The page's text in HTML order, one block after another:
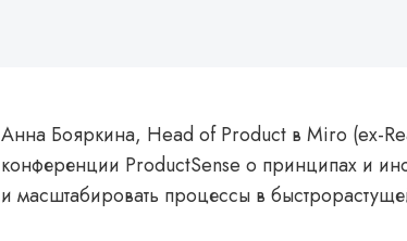
Анна Бояркина, Head of Product в Miro (ex-
конференции ProductSense о принципах и
и масштабировать процессы в